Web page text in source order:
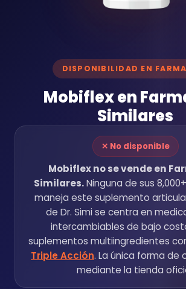
DISPONIBILIDAD EN
Mobiflex en
Similares
✕ No disponible
Mobiflex no se vende en
Similares.Ninguna de sus
maneja este suplemento
de Dr. Simi se centra en
intercambiables de bajo
suplementos multiingredientes
Triple Acción. La única forma de
mediante la tienda